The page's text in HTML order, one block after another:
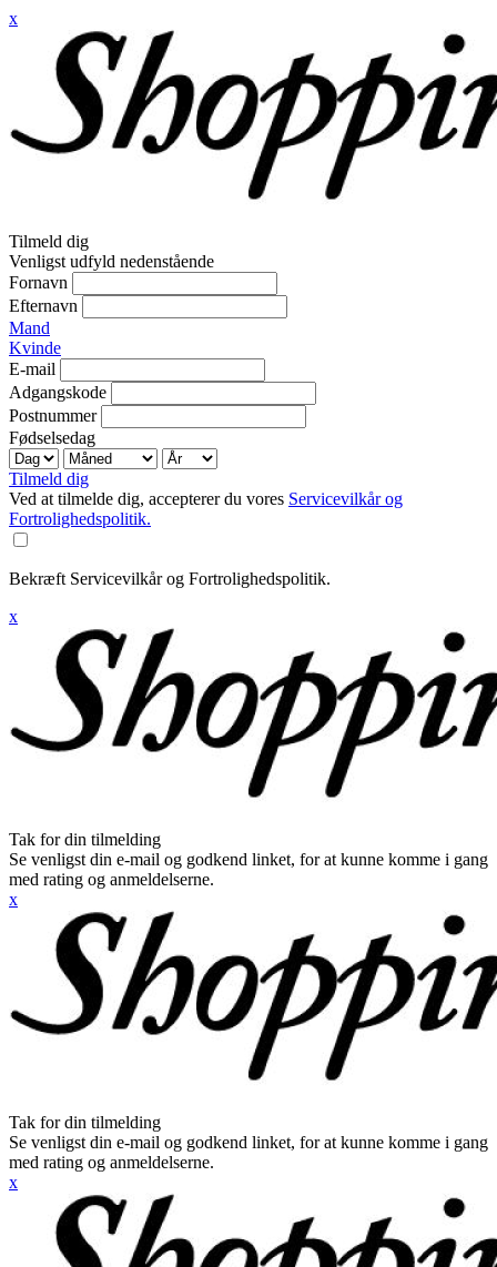
x
Tilmeld dig
Venligst udfyld nedenstående
Fornavn
Efternavn
Mand
Kvinde
E-mail
Adgangskode
Postnummer
Fødselsedag
Tilmeld dig
Ved at tilmelde dig, accepterer du vores Servicevilkår og
Fortrolighedspolitik.
Bekræft Servicevilkår og Fortrolighedspolitik.
x
Tak for din tilmelding
Se venligst din e-mail og godkend linket, for at kunne komme i gang
med rating og anmeldelserne.
x
Tak for din tilmelding
Se venligst din e-mail og godkend linket, for at kunne komme i gang
med rating og anmeldelserne.
x